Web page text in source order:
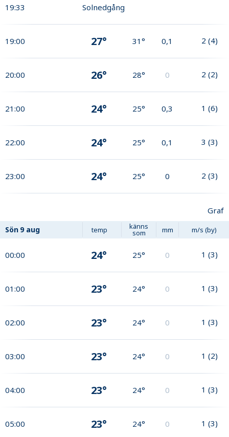
19:33 Solnedgång
19:00 27° 31° 0,1 2 (4)
20:00 26° 28° 0 2 (2)
21:00 24° 25° 0,3 1 (6)
22:00 24° 25° 0,1 3 (3)
23:00 24° 25° 0 2 (3)
Graf
Sön 9 aug temp känns
som mm m/s (by)
00:00 24° 25° 0 1 (3)
01:00 23° 24° 0 1 (3)
02:00 23° 24° 0 1 (3)
03:00 23° 24° 0 1 (2)
04:00 23° 24° 0 1 (3)
05:00 23° 24° 0 1 (3)